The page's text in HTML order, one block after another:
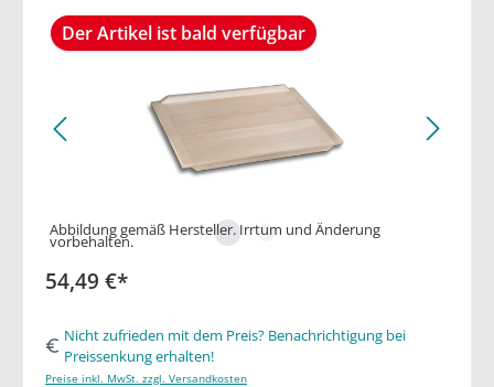
Der Artikel ist bald verfügbar
Abbildung gemäß Hersteller. Irrtum und Änderung
vorbehalten.
54,49 €*
Nicht zufrieden mit dem Preis? Benachrichtigung bei
Preissenkung erhalten!
Preise inkl. MwSt. zzgl. Versandkosten